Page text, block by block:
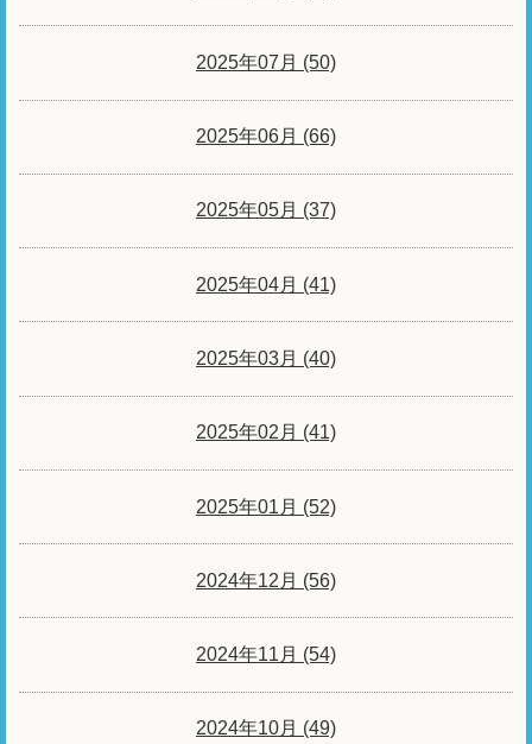
2025年07月 (50)
2025年06月 (66)
2025年05月 (37)
2025年04月 (41)
2025年03月 (40)
2025年02月 (41)
2025年01月 (52)
2024年12月 (56)
2024年11月 (54)
2024年10月 (49)